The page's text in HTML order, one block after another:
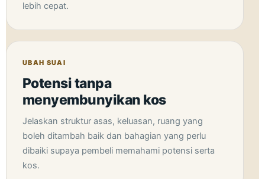
lebih cepat.
UBAH SUAI
Potensi tanpa
menyembunyikan kos
Jelaskan struktur asas, keluasan, ruang yang
boleh ditambah baik dan bahagian yang perlu
dibaiki supaya pembeli memahami potensi serta
kos.